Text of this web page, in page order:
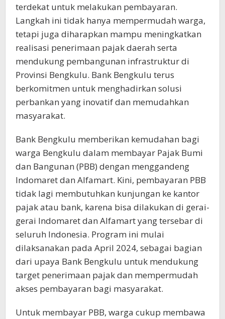
terdekat untuk melakukan pembayaran.
Langkah ini tidak hanya mempermudah warga,
tetapi juga diharapkan mampu meningkatkan
realisasi penerimaan pajak daerah serta
mendukung pembangunan infrastruktur di
Provinsi Bengkulu. Bank Bengkulu terus
berkomitmen untuk menghadirkan solusi
perbankan yang inovatif dan memudahkan
masyarakat.
Bank Bengkulu memberikan kemudahan bagi
warga Bengkulu dalam membayar Pajak Bumi
dan Bangunan (PBB) dengan menggandeng
Indomaret dan Alfamart. Kini, pembayaran PBB
tidak lagi membutuhkan kunjungan ke kantor
pajak atau bank, karena bisa dilakukan di gerai-
gerai Indomaret dan Alfamart yang tersebar di
seluruh Indonesia. Program ini mulai
dilaksanakan pada April 2024, sebagai bagian
dari upaya Bank Bengkulu untuk mendukung
target penerimaan pajak dan mempermudah
akses pembayaran bagi masyarakat.
Untuk membayar PBB, warga cukup membawa